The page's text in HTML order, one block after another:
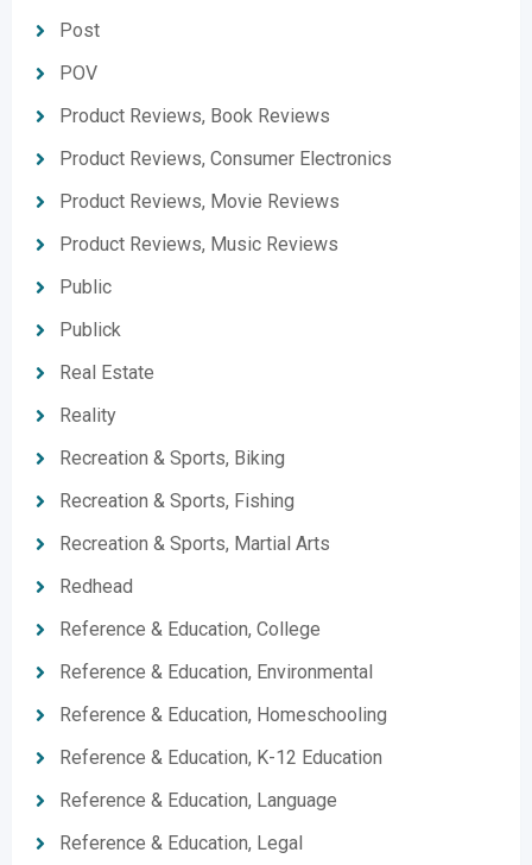
Post
POV
Product Reviews, Book Reviews
Product Reviews, Consumer Electronics
Product Reviews, Movie Reviews
Product Reviews, Music Reviews
Public
Publick
Real Estate
Reality
Recreation & Sports, Biking
Recreation & Sports, Fishing
Recreation & Sports, Martial Arts
Redhead
Reference & Education, College
Reference & Education, Environmental
Reference & Education, Homeschooling
Reference & Education, K-12 Education
Reference & Education, Language
Reference & Education, Legal